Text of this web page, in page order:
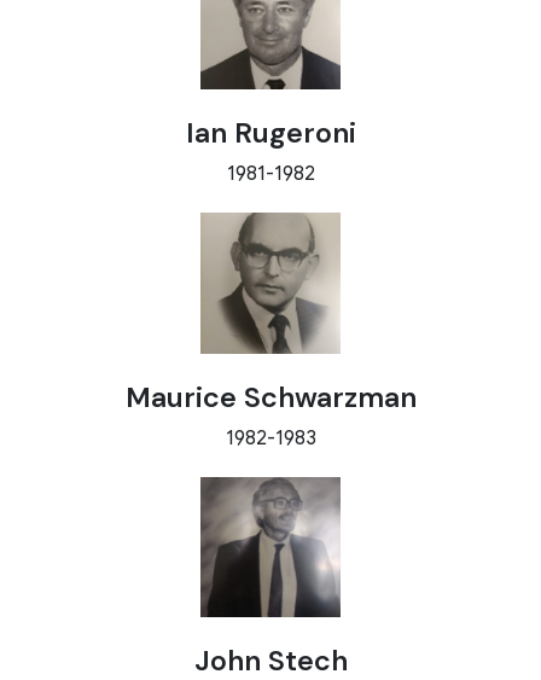
GALERÍA
CONTACTO
SOCIOS
SOCIOS
ACCESO SOCIOS CANCHAM
ALIADOS ESTRATEGICOS
AFÍLIATE
Ian Rugeroni
1981-1982
Maurice Schwarzman
1982-1983
John Stech